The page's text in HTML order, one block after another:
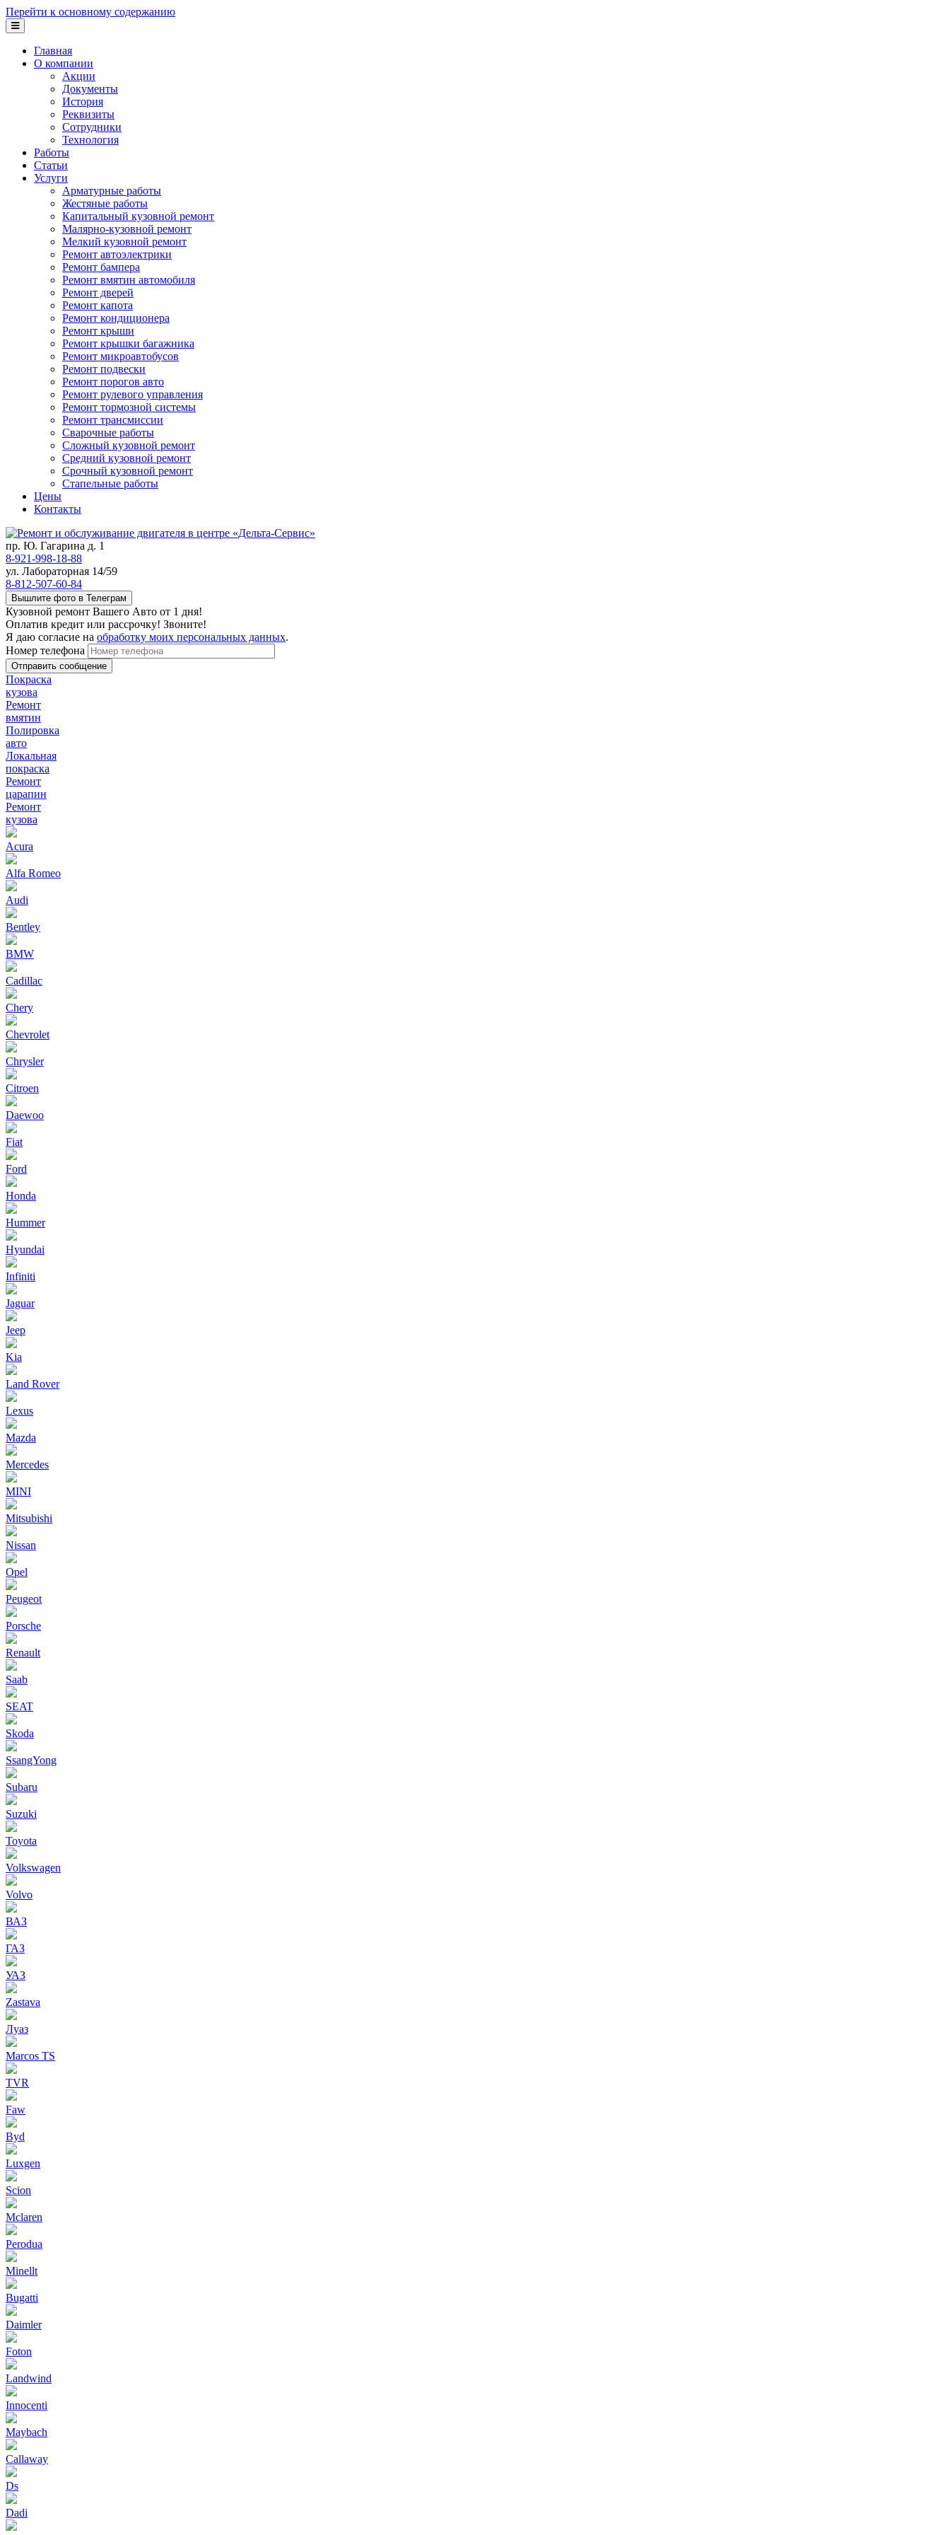
Перейти к основному содержанию
Главная
О компании
Акции
Документы
История
Реквизиты
Сотрудники
Технология
Работы
Статьи
Услуги
Арматурные работы
Жестяные работы
Капитальный кузовной ремонт
Малярно-кузовной ремонт
Мелкий кузовной ремонт
Ремонт автоэлектрики
Ремонт бампера
Ремонт вмятин автомобиля
Ремонт дверей
Ремонт капота
Ремонт кондиционера
Ремонт крыши
Ремонт крышки багажника
Ремонт микроавтобусов
Ремонт подвески
Ремонт порогов авто
Ремонт рулевого управления
Ремонт тормозной системы
Ремонт трансмиссии
Сварочные работы
Сложный кузовной ремонт
Средний кузовной ремонт
Срочный кузовной ремонт
Стапельные работы
Цены
Контакты
пр. Ю. Гагарина д. 1
8-921-998-18-88
ул. Лабораторная 14/59
8-812-507-60-84
Вышлите фото в Телеграм
Кузовной ремонт Вашего Авто от 1 дня!
Оплатив кредит или рассрочку! Звоните!
Я даю согласие на обработку моих персональных данных.
Номер телефона
Покраска
кузова
Ремонт
вмятин
Полировка
авто
Локальная
покраска
Ремонт
царапин
Ремонт
кузова
Acura
Alfa Romeo
Audi
Bentley
BMW
Cadillac
Chery
Chevrolet
Chrysler
Citroen
Daewoo
Fiat
Ford
Honda
Hummer
Hyundai
Infiniti
Jaguar
Jeep
Kia
Land Rover
Lexus
Mazda
Mercedes
MINI
Mitsubishi
Nissan
Opel
Peugeot
Porsche
Renault
Saab
SEAT
Skoda
SsangYong
Subaru
Suzuki
Toyota
Volkswagen
Volvo
ВАЗ
ГАЗ
УАЗ
Zastava
Луаз
Marcos TS
TVR
Faw
Byd
Luxgen
Scion
Mclaren
Perodua
Minellt
Bugatti
Daimler
Foton
Landwind
Innocenti
Maybach
Callaway
Ds
Dadi